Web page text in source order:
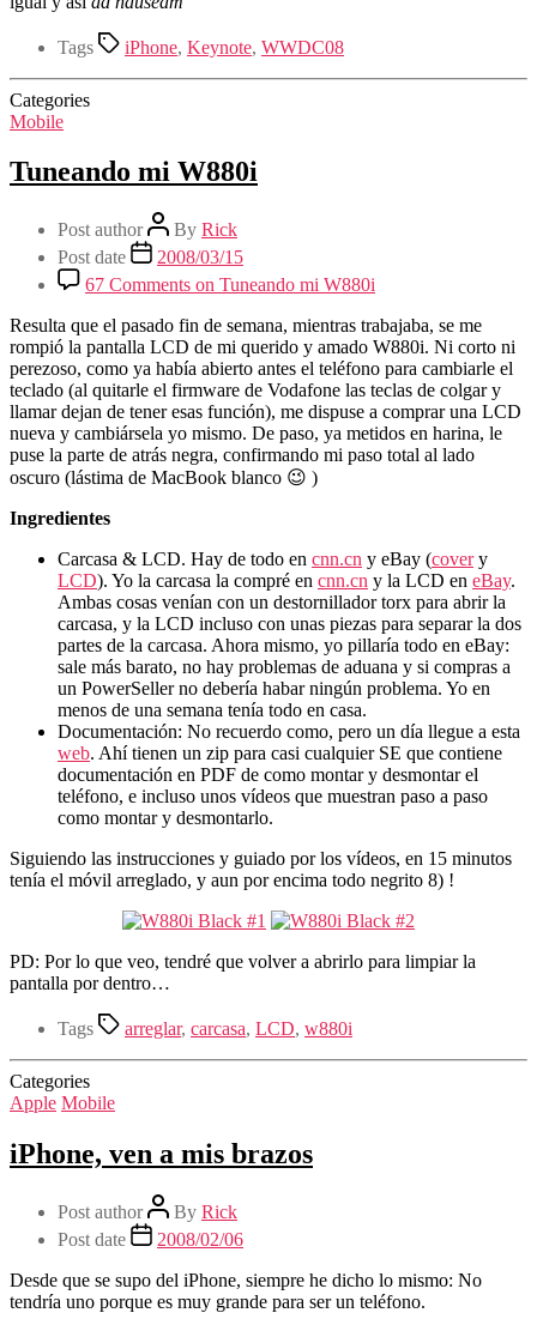
Tags iPhone, Keynote, WWDC08
Categories
Mobile
Tuneando mi W880i
Post author By Rick
Post date
2008/03/15
67 Comments on Tuneando mi W880i
Resulta que el pasado fin de semana, mientras trabajaba, se me
rompió la pantalla LCD de mi querido y amado W880i. Ni corto ni
perezoso, como ya había abierto antes el teléfono para cambiarle el
teclado (al quitarle el firmware de Vodafone las teclas de colgar y
llamar dejan de tener esas función), me dispuse a comprar una LCD
nueva y cambiársela yo mismo. De paso, ya metidos en harina, le
puse la parte de atrás negra, confirmando mi paso total al lado
oscuro (lástima de MacBook blanco 😉 )
Ingredientes
Carcasa & LCD. Hay de todo en cnn.cn y eBay (covery
LCD). Yo la carcasa la compré en cnn.cn y la LCD en eBay.
Ambas cosas venían con un destornillador torx para abrir la
carcasa, y la LCD incluso con unas piezas para separar la dos
partes de la carcasa. Ahora mismo, yo pillaría todo en eBay:
sale más barato, no hay problemas de aduana y si compras a
un PowerSeller no debería habar ningún problema. Yo en
menos de una semana tenía todo en casa.
Documentación: No recuerdo como, pero un día llegue a esta
web. Ahí tienen un zip para casi cualquier SE que contiene
documentación en PDF de como montar y desmontar el
teléfono, e incluso unos vídeos que muestran paso a paso
como montar y desmontarlo.
Siguiendo las instrucciones y guiado por los vídeos, en 15 minutos
tenía el móvil arreglado, y aun por encima todo negrito 8) !
PD: Por lo que veo, tendré que volver a abrirlo para limpiar la
pantalla por dentro…
Tags arreglar, carcasa, LCD, w880i
Categories
Apple Mobile
iPhone, ven a mis brazos
Post author By Rick
Post date
2008/02/06
Desde que se supo del iPhone, siempre he dicho lo mismo: No
tendría uno porque es muy grande para ser un teléfono.